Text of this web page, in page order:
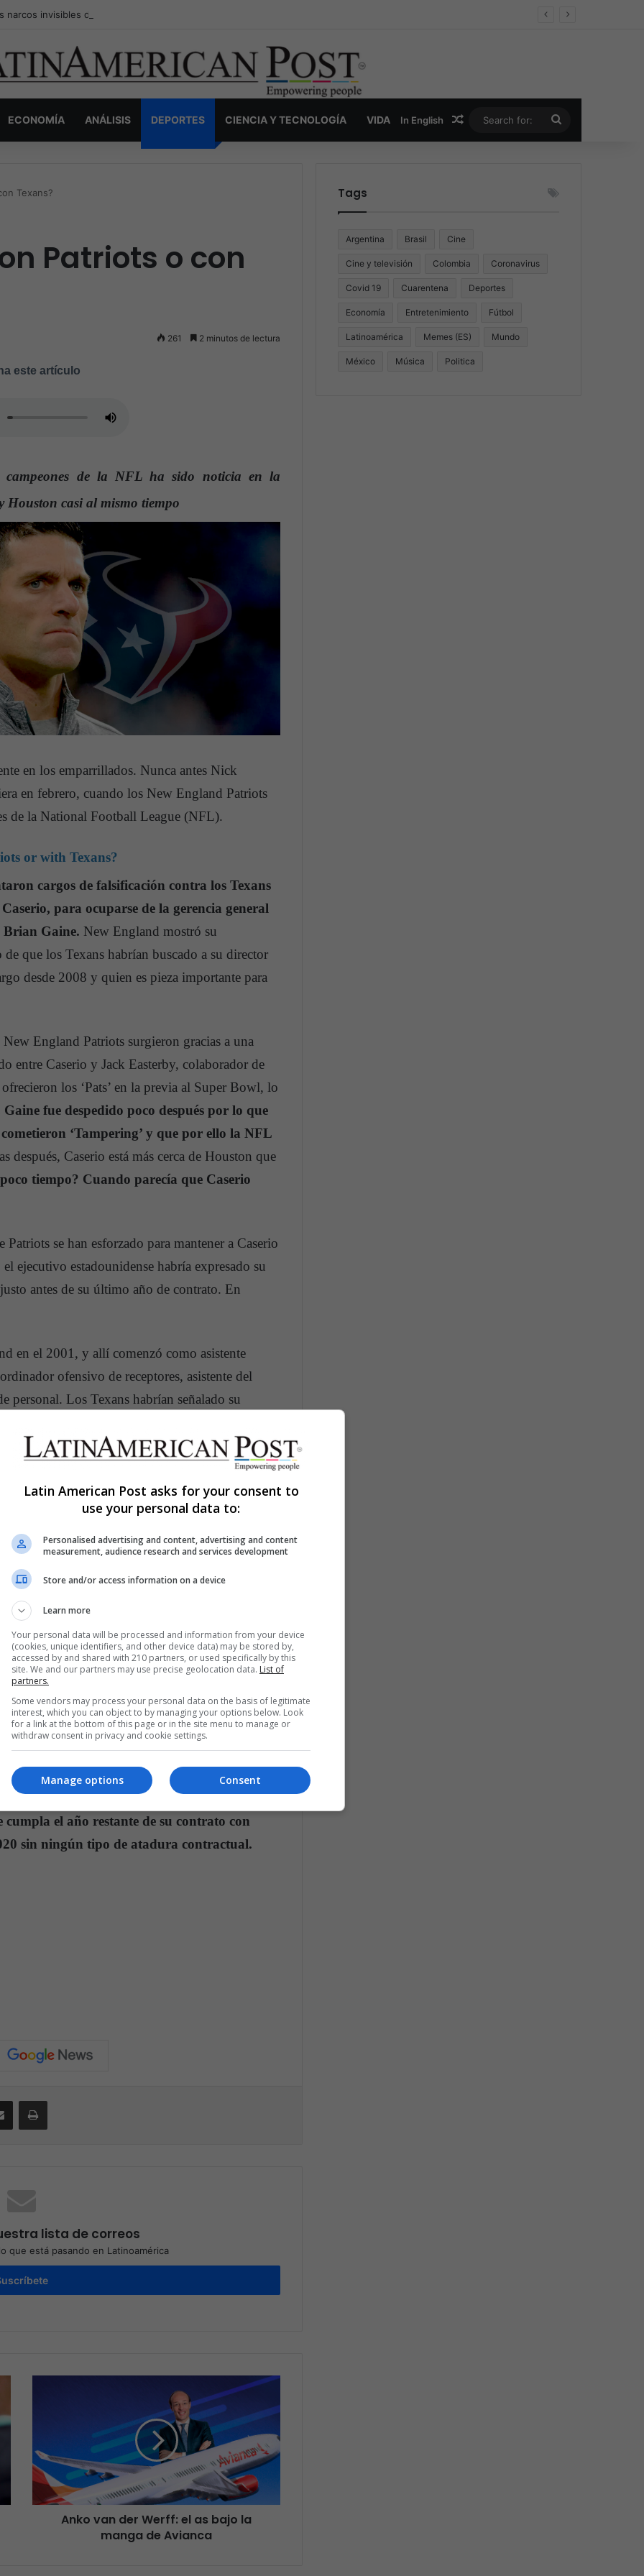
narcos invisibles de Colombia: la guerra secreta por la verdad, el poder y la nueva economía de la droga
ECONOMÍA ANÁLISIS DEPORTES CIENCIA Y TECNOLOGÍA VIDA In English Random Article
for:
Texans?
Patriots o con
261 2 minutos de lectura
este artículo
campeones de la NFL ha sido noticia en la
Houston casi al mismo tiempo
en los emparrillados. Nunca antes Nick
en febrero, cuando los New England Patriots
de la National Football League (NFL).
or with Texans?
cargos de falsificación contra los Texans
para ocuparse de la gerencia general
Brian Gaine. New England mostró su
que los Texans habrían buscado a su director
desde 2008 y quien es pieza importante para
England Patriots surgieron gracias a una
entre Caserio y Jack Easterby, colaborador de
los ‘Pats’ en la previa al Super Bowl, lo
Gaine fue despedido poco después por lo que
‘Tampering’ y que por ello la NFL
después, Caserio está más cerca de Houston que
tiempo? Cuando parecía que Caserio
se han esforzado para mantener a Caserio
ejecutivo estadounidense habría expresado su
antes de su último año de contrato. En
en el 2001, y allí comenzó como asistente
ofensivo de receptores, asistente del
personal. Los Texans habrían señalado su
que tiene Caserio con los Patriots, y en
de buscar los servicios de Caserio, agregó
de retirar los cargos que se le impondrían
la Liga, reconoció el gran trabajo que
trabajo de Cal McNair, su CEO, quien
a Nick Caserio consultamos a la oficina
procedimientos descritos en las reglas de la liga,
de Nick con Patriots, informamos a Kraft
pese a los esfuerzos de New England en
era abandonar a los campeones de la NFL y
al equipo cuyo logo es "la estrella solitaria",
desde 2001.Este medio, reiteró la teoría de
el año restante de su contrato con
sin ningún tipo de atadura contractual.
lista de correos
que está pasando en Latinoamérica
Anko van der Werff: el as bajo la
manga de Avianca
Tags
Argentina Brasil Cine
Cine y televisión Colombia Coronavirus
Covid 19 Cuarentena Deportes
Economía Entretenimiento Fútbol
Latinoamérica Memes (ES) Mundo
México Música Politica
Latin American Post asks for your consent to
use your personal data to:
Personalised advertising and content, advertising and content
measurement, audience research and services development
Store and/or access information on a device
Learn more
Your personal data will be processed and information from your device
(cookies, unique identifiers, and other device data) may be stored by,
accessed by and shared with 210 partners, or used specifically by this
site. We and our partners may use precise geolocation data. List of
partners.
Some vendors may process your personal data on the basis of legitimate
interest, which you can object to by managing your options below. Look
for a link at the bottom of this page or in the site menu to manage or
withdraw consent in privacy and cookie settings.
Consent
Manage options